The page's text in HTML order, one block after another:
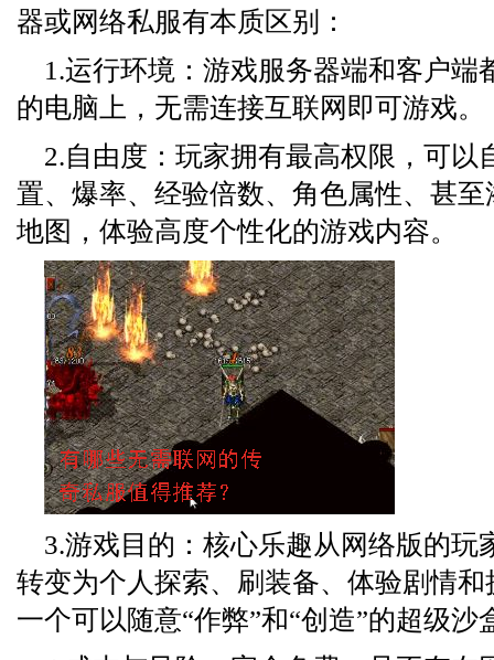
器或网络私服有本质区别：
1.运行环境：游戏服务器端和客户端
的电脑上，无需连接互联网即可游戏。
2.自由度：玩家拥有最高权限，可以
置、爆率、经验倍数、角色属性、甚
地图，体验高度个性化的游戏内容。
3.游戏目的：核心乐趣从网络版的玩
转变为个人探索、刷装备、体验剧情
一个可以随意“作弊”和“创造”的超级沙